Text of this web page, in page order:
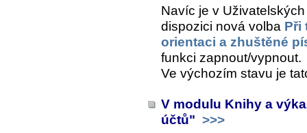
Navíc je v
dispozici nová volba Při
orientaci a zhuštěné
funkci zapnout/vypnout.
Ve výchozím stavu je
V modulu Knihy a
účtů" >>>